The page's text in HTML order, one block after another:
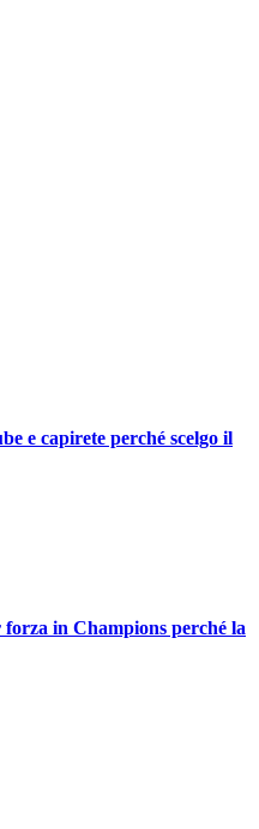
e capirete perché scelgo il
in Champions perché la